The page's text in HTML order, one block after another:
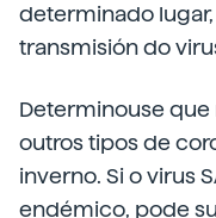
determinado
transmisión do
Determinouse que
outros tipos de
inverno. Si o virus
endémico, pode